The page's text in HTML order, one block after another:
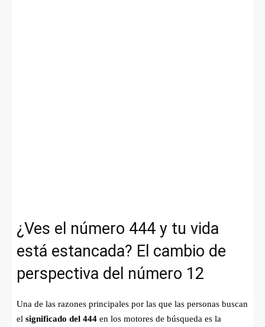
¿Ves el número 444 y tu vida
está estancada? El cambio de
perspectiva del número 12
Una de las razones principales por las que las personas buscan
el significado del 444 en los motores de búsqueda es la